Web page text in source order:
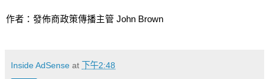
作者：發佈商政策傳播主管 John Brown
Inside AdSense at 下午2:48